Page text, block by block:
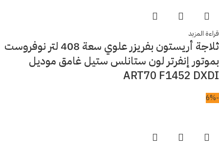
قراءة المزيد
ثلاجة أريستون بفريزر علوي سعة 408 لتر نوفروست
بموتور إنفرتر لون ستانلس ستيل غامق موديل
ART70 F1452 DXDI
-6%